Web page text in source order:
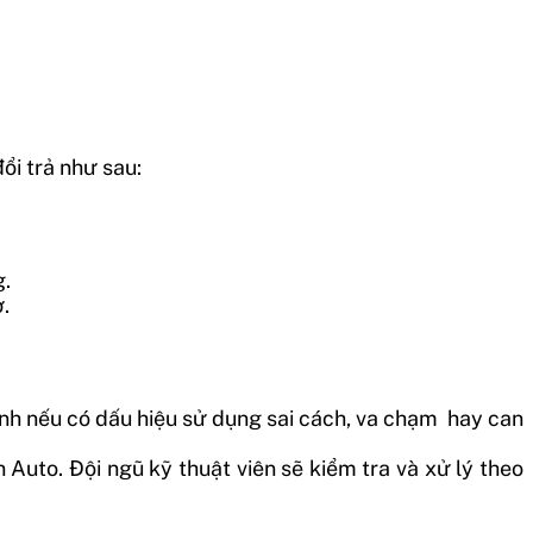
trả như sau:
nếu có dấu hiệu sử dụng sai cách, va chạm hay can
Auto. Đội ngũ kỹ thuật viên sẽ kiểm tra và xử lý theo